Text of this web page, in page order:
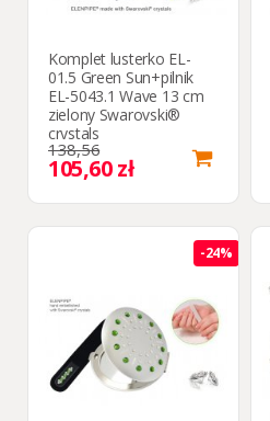
Komplet lusterko EL-
01.5 Green Sun+pilnik
EL-5043.1 Wave 13 cm
zielony Swarovski®
crystals
138,56
105,60 zł
-24%